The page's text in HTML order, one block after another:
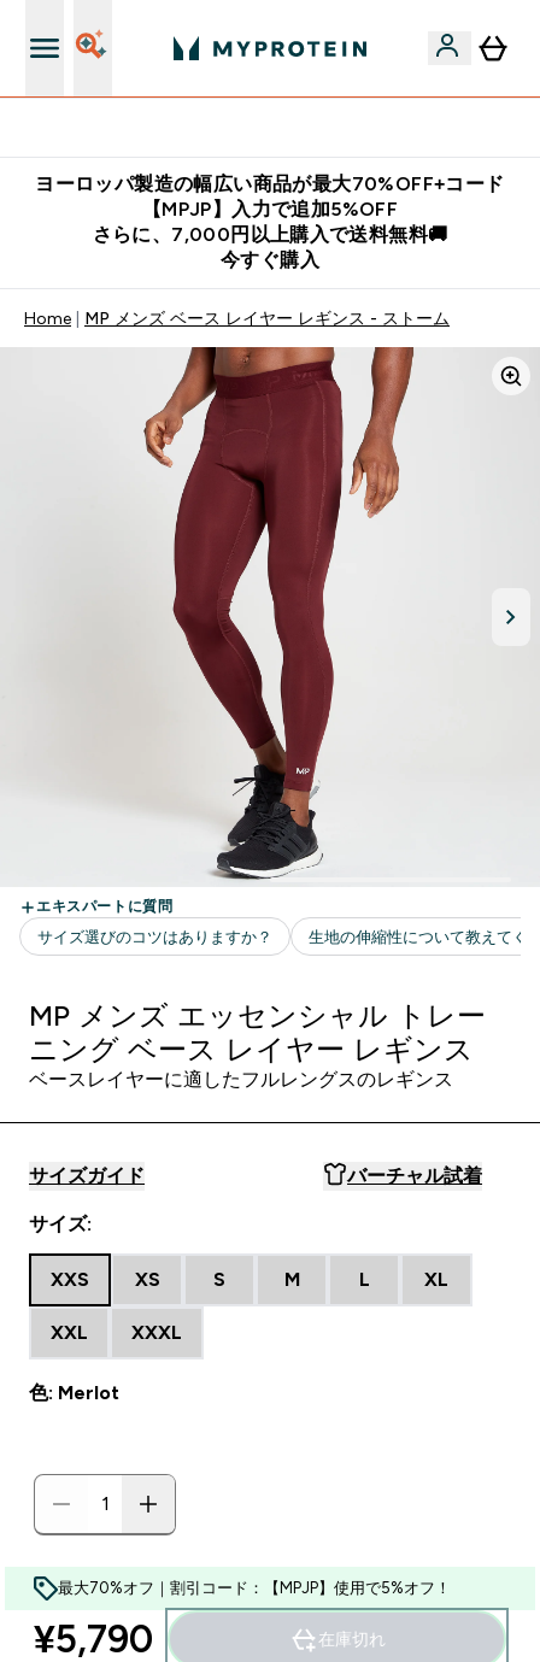
ヨーロッパ製造の幅広い商品が最大70%OFF+コード
【MPJP】入力で追加5%OFF
さらに、7,000円以上購入で送料無料🚚
今すぐ購入
Home MP メンズ ベース レイヤー レギンス - ストーム
MP メンズ エッセンシャル トレー
ニング ベース レイヤー レギンス
ベースレイヤーに適したフルレングスのレギンス
サイズガイド バーチャル試着
サイズ:
XXS XS S M L XL
XXL XXXL
色: Merlot
最大70%オフ｜割引コード：【MPJP】使用で5%オフ！
¥5,790‎ 在庫切れ